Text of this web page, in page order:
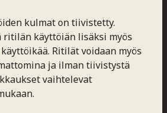
kulmat on tiivistetty.
ritilän käyttöiän lisäksi myös
käyttöikää. Ritilät voidaan myös
ja ilman tiivistystä
vaihtelevat